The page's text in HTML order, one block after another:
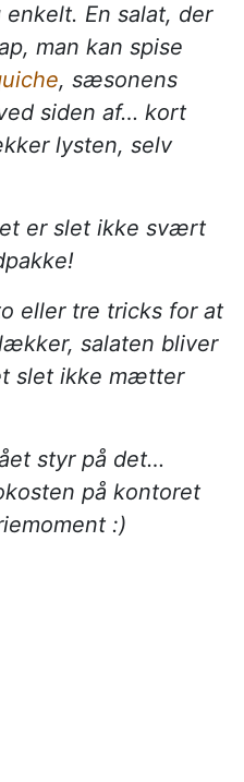
En salat, der
man kan spise
, sæsonens
siden af… kort
lysten, selv
er slet ikke svært
eller tre tricks for at
salaten bliver
slet ikke mætter
styr på det…
på kontoret
:)